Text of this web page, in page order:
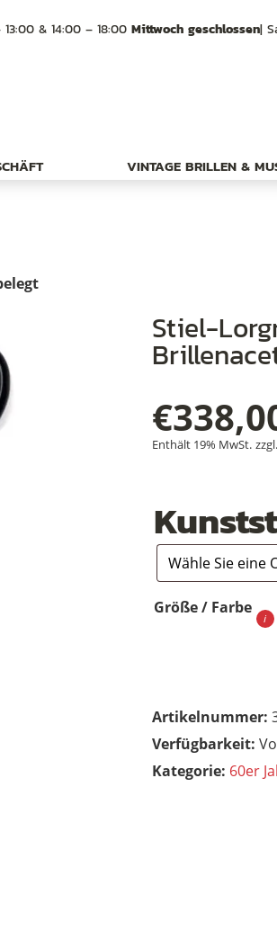
& 14:00 – 18:00 Mittwoch geschlossen|
VINTAGE BRILLEN &
Stiel-Lorgnette, Lorgnon aus
€
Enthält 19% MwSt. zzgl.
Größe / Farbe
Artikelnummer:
Kategorie: 60er